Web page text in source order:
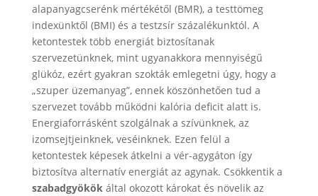
alapanyagcserénk mértékétől (BMR), a testtömeg
indexünktől (BMI) és a testzsír százalékunktól. A
ketontestek több energiát biztosítanak
szervezetünknek, mint ugyanakkora mennyiségű
glükóz, ezért gyakran szokták emlegetni úgy, hogy a
„szuper üzemanyag”, ennek köszönhetően tud a
szervezet tovább működni kalória deficit alatt is.
Energiaforrásként szolgálnak a szívünknek, az
izomsejtjeinknek, veséinknek. Ezen felül a
ketontestek képesek átkelni a vér-agygáton így
biztosítva alternatív energiát az agynak. Csökkentik a
szabadgyökökáltal okozott károkat és növelik az